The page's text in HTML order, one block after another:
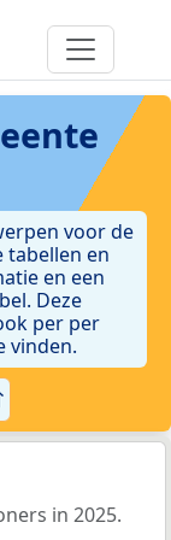
voor de
tabellen en
en een
Deze
per per
vinden.
in 2025.